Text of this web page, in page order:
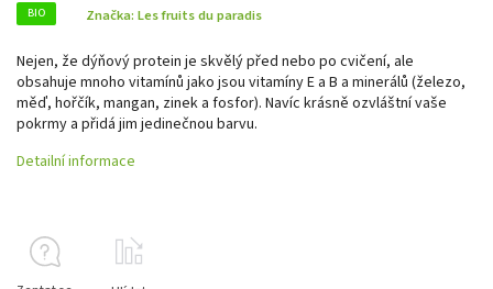
BIO Značka: Les fruits du paradis
Nejen, že dýňový protein je skvělý před nebo po cvičení, ale
obsahuje mnoho vitamínů jako jsou vitamíny E a B a minerálů (železo,
měď, hořčík, mangan, zinek a fosfor). Navíc krásně ozvláštní vaše
pokrmy a přidá jim jedinečnou barvu.
Detailní informace